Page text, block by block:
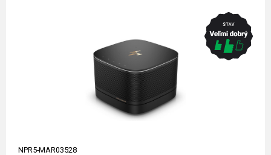
NPR5-MAR03528